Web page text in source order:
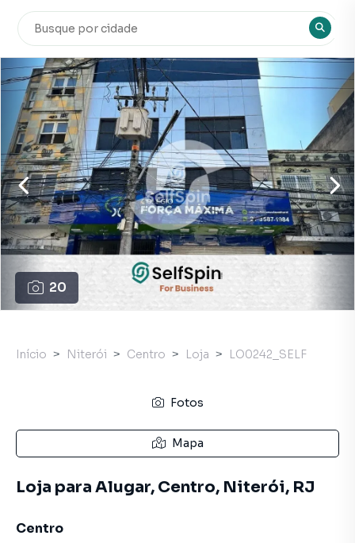
20
Início Niterói Centro Loja LO0242_SELF
Fotos
Mapa
Loja para Alugar, Centro, Niterói, RJ
Centro